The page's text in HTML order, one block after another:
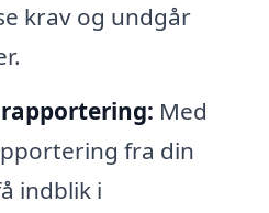
krav og undgår
Med
fra din
indblik i